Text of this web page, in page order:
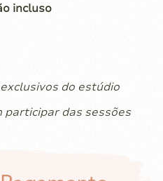
incluso
do estúdio
participar das sessões